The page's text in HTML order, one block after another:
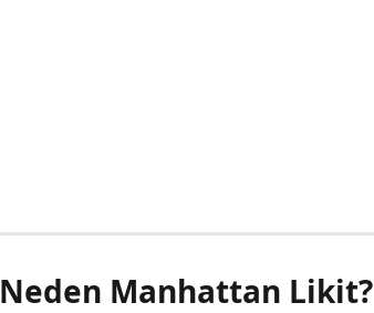
Neden Manhattan Likit?